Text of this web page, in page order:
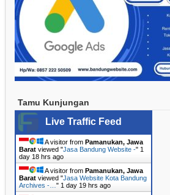
Tamu Kunjungan
Live Traffic Feed
A visitor from Pamanukan, Jawa
Barat viewed "Jasa Bandung Website -" 1
day 18 hrs ago
A visitor from Pamanukan, Jawa
Barat viewed "Jasa Website Kota Bandung
Archives -… " 1 day 19 hrs ago